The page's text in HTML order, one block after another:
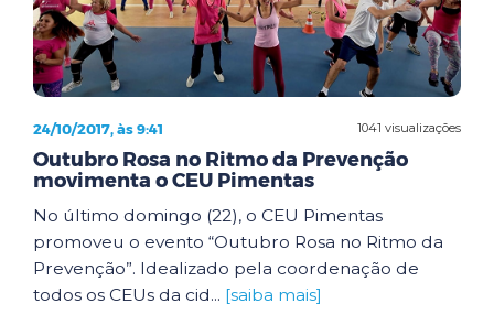
1041 visualizações
24/10/2017, às 9:41
Outubro Rosa no Ritmo da Prevenção
movimenta o CEU Pimentas
No último domingo (22), o CEU Pimentas
promoveu o evento “Outubro Rosa no Ritmo da
Prevenção”. Idealizado pela coordenação de
todos os CEUs da cid... [saiba mais]